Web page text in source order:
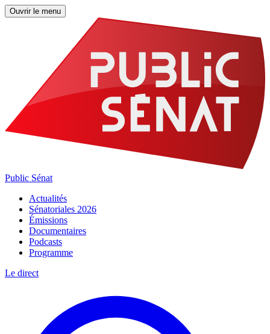
Ouvrir le menu
Public Sénat
Actualités
Sénatoriales 2026
Émissions
Documentaires
Podcasts
Programme
Le direct